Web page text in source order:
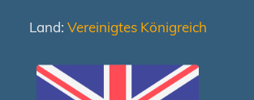
Land: Vereinigtes Königreich